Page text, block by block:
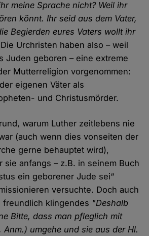
meine Sprache nicht? Weil ihr
könnt. Ihr seid aus dem Vater,
Begierden eures Vaters wollt ihr
Urchristen haben also – weil
Juden geboren – eine extreme
Mutterreligion vorgenommen:
eigenen Väter als
und Christusmörder.
warum Luther zeitlebens nie
(auch wenn dies vonseiten der
gerne behauptet wird),
sie anfangs – z.B. in seinem Buch
ein geborener Jude sei“
versuchte. Doch auch
klingendes "Deshalb
Bitte, dass man pfleglich mit
umgehe und sie aus der Hl.